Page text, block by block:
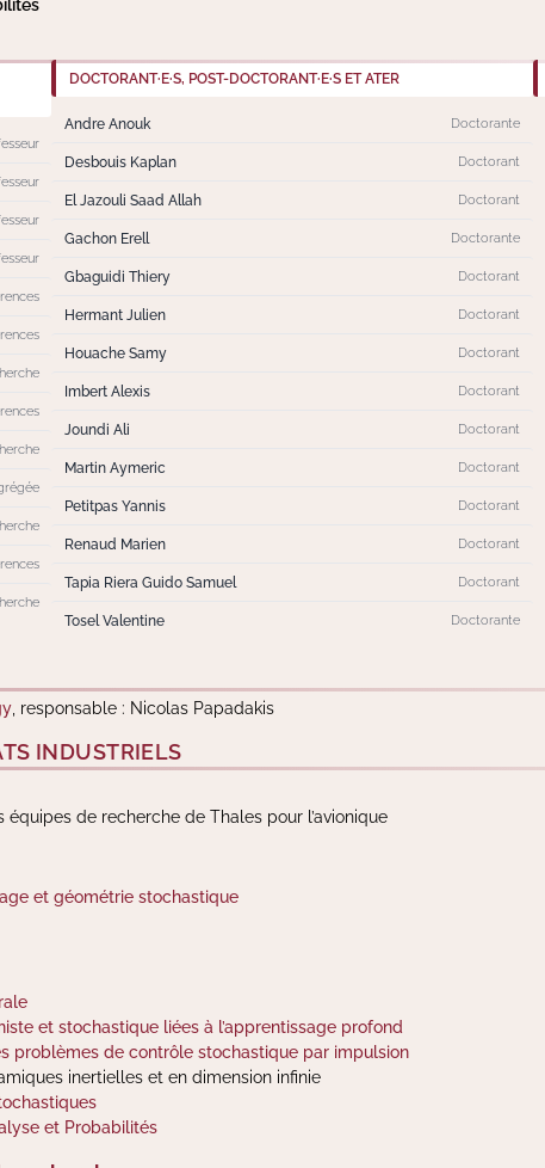
DOCTORANT·E·S, POST-DOCTORANT·E·S ET ATER
Andre Anouk Doctorante
Desbouis Kaplan Doctorant
El Jazouli Saad Allah Doctorant
Gachon Erell Doctorante
Gbaguidi Thiery Doctorant
Hermant Julien Doctorant
Houache Samy Doctorant
Imbert Alexis Doctorant
Joundi Ali Doctorant
Martin Aymeric Doctorant
Petitpas Yannis Doctorant
Renaud Marien Doctorant
Tapia Riera Guido Samuel Doctorant
Tosel Valentine Doctorante
, responsable : Nicolas Papadakis
INDUSTRIELS
équipes de recherche de Thales pour l’avionique
et géométrie stochastique
et stochastique liées à l’apprentissage profond
problèmes de contrôle stochastique par impulsion
inertielles et en dimension infinie
et Probabilités